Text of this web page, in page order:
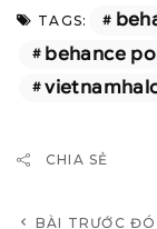
TAGS:
behance
CHIA SẺ
BÀI TRƯỚC ĐÓ